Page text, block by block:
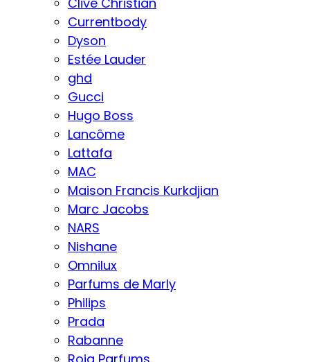
Currentbody
Dyson
Estée Lauder
ghd
Gucci
Hugo Boss
Lancôme
Lattafa
MAC
Maison Francis Kurkdjian
Marc Jacobs
NARS
Nishane
Omnilux
Parfums de Marly
Philips
Prada
Rabanne